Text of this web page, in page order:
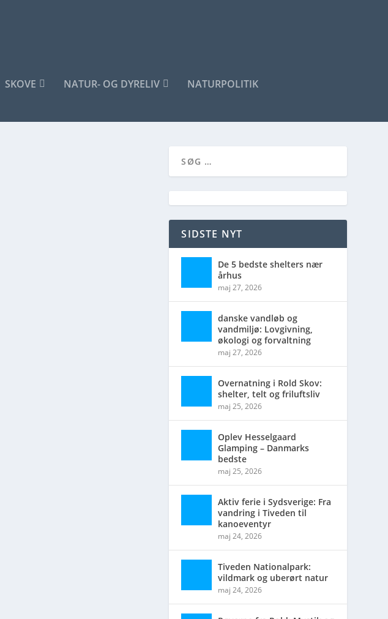
SKOVE NATUR- OG DYRELIV NATURPOLITIK
SIDSTE NYT
De 5 bedste shelters nær
århus
maj 27, 2026
danske vandløb og
vandmiljø: Lovgivning,
økologi og forvaltning
maj 27, 2026
Overnatning i Rold Skov:
shelter, telt og friluftsliv
maj 25, 2026
Oplev Hesselgaard
Glamping – Danmarks
bedste
maj 25, 2026
Aktiv ferie i Sydsverige: Fra
vandring i Tiveden til
kanoeventyr
maj 24, 2026
Tiveden Nationalpark:
vildmark og uberørt natur
maj 24, 2026